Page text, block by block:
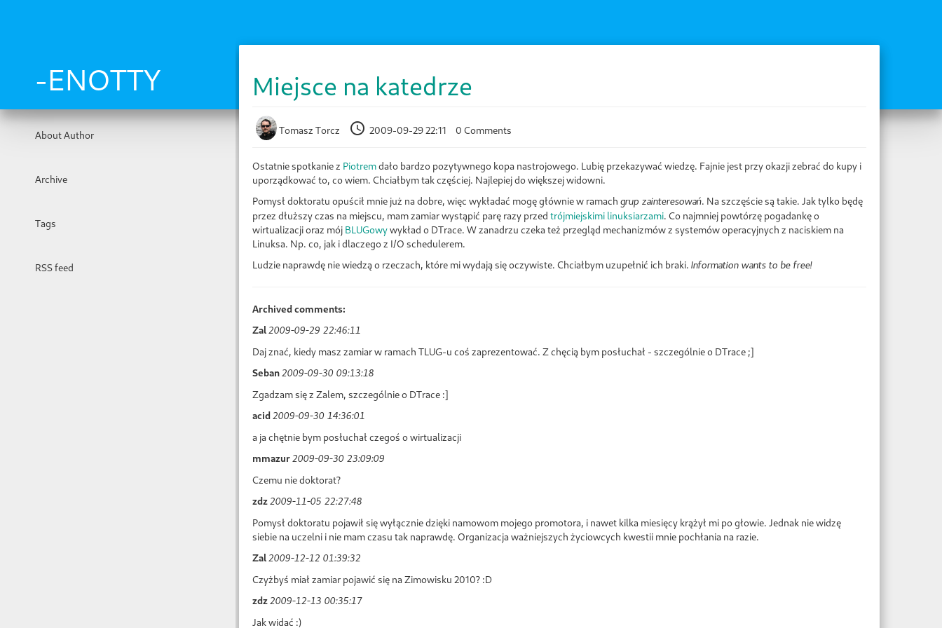
-ENOTTY
About Author
Archive
Tags
RSS feed
Miejsce na katedrze
Tomasz Torcz 2009-09-29 22:11 0 Comments
Ostatnie spotkanie z Piotremdało bardzo pozytywnego kopa nastrojowego. Lubię przekazywać wiedzę. Fajnie jest przy okazji zebrać do kupy i
uporządkować to, co wiem. Chciałbym tak częściej. Najlepiej do większej widowni.
Pomysł doktoratu opuścił mnie już na dobre, więc wykładać mogę głównie w ramach grup zainteresowań. Na szczęście są takie. Jak tylko będę
przez dłuższy czas na miejscu, mam zamiar wystąpić parę razy przed trójmiejskimi linuksiarzami. Co najmniej powtórzę pogadankę o
wirtualizacji oraz mój BLUGowywykład o DTrace. W zanadrzu czeka też przegląd mechanizmów z systemów operacyjnych z naciskiem na
Linuksa. Np. co, jak i dlaczego z I/O schedulerem.
Ludzie naprawdę nie wiedzą o rzeczach, które mi wydają się oczywiste. Chciałbym uzupełnić ich braki. Information wants to be free!
Archived comments:
Zal2009-09-29 22:46:11
Daj znać, kiedy masz zamiar w ramach TLUG-u coś zaprezentować. Z chęcią bym posłuchał - szczególnie o DTrace ;]
Seban2009-09-30 09:13:18
Zgadzam się z Zalem, szczególnie o DTrace :]
acid2009-09-30 14:36:01
a ja chętnie bym posłuchał czegoś o wirtualizacji
mmazur2009-09-30 23:09:09
Czemu nie doktorat?
zdz2009-11-05 22:27:48
Pomysł doktoratu pojawił się wyłącznie dzięki namowom mojego promotora, i nawet kilka miesięcy krążył mi po głowie. Jednak nie widzę
siebie na uczelni i nie mam czasu tak naprawdę. Organizacja ważniejszych życiowcych kwestii mnie pochłania na razie.
Zal2009-12-12 01:39:32
Czyżbyś miał zamiar pojawić się na Zimowisku 2010? :D
zdz2009-12-13 00:35:17
Jak widać :)